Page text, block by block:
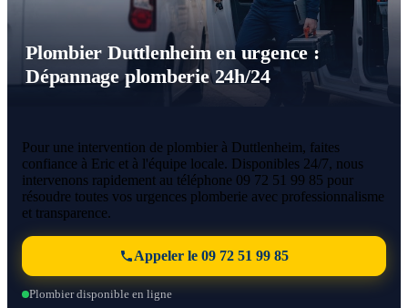
Plombier Duttlenheim en urgence :
Dépannage plomberie 24h/24
Pour une intervention de plombier à Duttlenheim, faites
confiance à Eric et à l'équipe locale. Disponibles 24/7, nous
intervenons rapidement au téléphone 09 72 51 99 85 pour
résoudre toutes vos urgences plomberie avec professionnalisme
et transparence.
Appeler le 09 72 51 99 85
Plombier disponible en ligne